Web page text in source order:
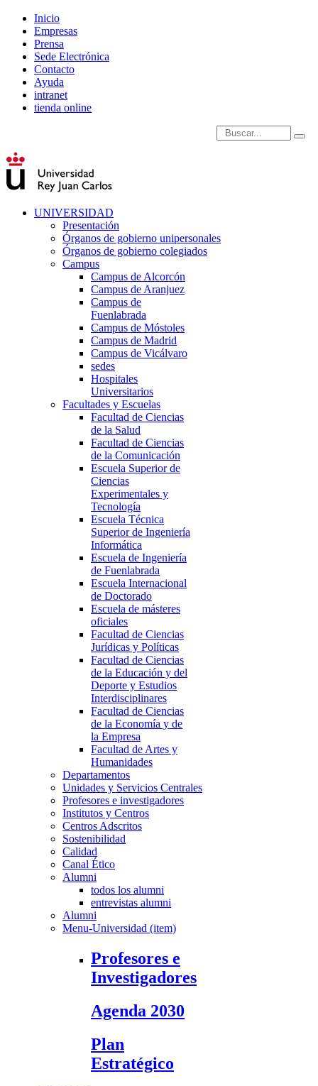
Inicio
Empresas
Prensa
Sede Electrónica
Contacto
Ayuda
intranet
tienda online
Introduce términos de
UNIVERSIDAD
Presentación
Órganos de gobierno unipersonales
Órganos de gobierno colegiados
Campus
Campus de Alcorcón
Campus de Aranjuez
Campus de
Fuenlabrada
Campus de Móstoles
Campus de Madrid
Campus de Vicálvaro
sedes
Hospitales
Universitarios
Facultades y Escuelas
Facultad de Ciencias
de la Salud
Facultad de Ciencias
de la Comunicación
Escuela Superior de
Ciencias
Experimentales y
Tecnología
Escuela Técnica
Superior de Ingeniería
Informática
Escuela de Ingeniería
de Fuenlabrada
Escuela Internacional
de Doctorado
Escuela de másteres
oficiales
Facultad de Ciencias
Jurídicas y Políticas
Facultad de Ciencias
de la Educación y del
Deporte y Estudios
Interdisciplinares
Facultad de Ciencias
de la Economía y de
la Empresa
Facultad de Artes y
Humanidades
Departamentos
Unidades y Servicios Centrales
Profesores e investigadores
Institutos y Centros
Centros Adscritos
Sostenibilidad
Calidad
Canal Ético
Alumni
todos los alumni
entrevistas alumni
Alumni
Menu-Universidad (item)
Profesores e
Investigadores
Agenda 2030
Plan
Estratégico